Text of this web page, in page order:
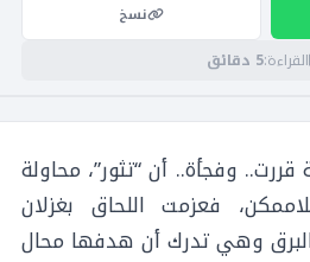
نسخ
القراءة:5 دقائق
وفجأة.. أن “تثور”، محاولة
فعزمت اللحاق بغزلان
البرق وهي تدرك أن هدفها محال